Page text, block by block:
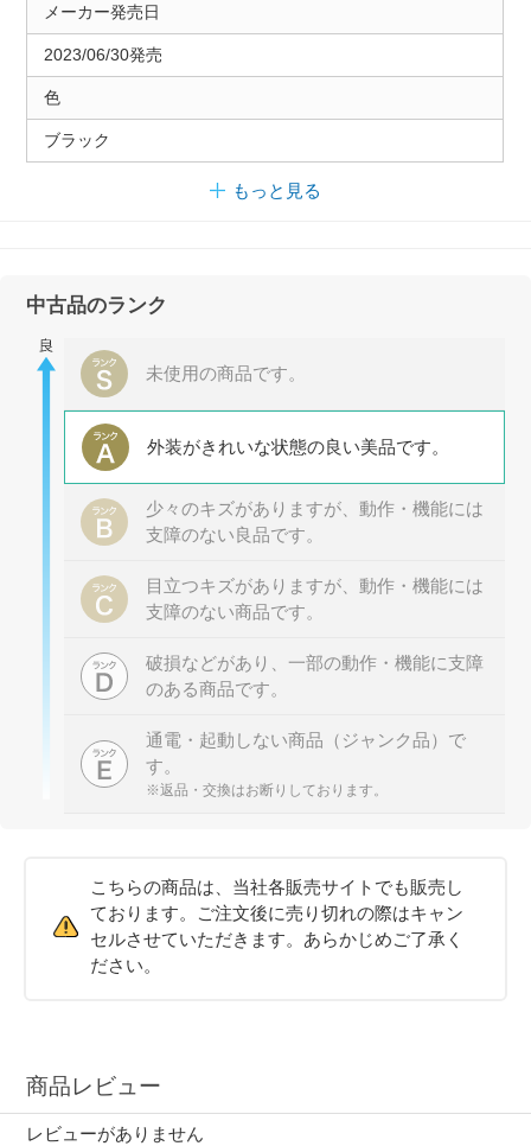
メーカー発売日
2023/06/30発売
色
ブラック
もっと見る
中古品のランク
未使用の商品です。
外装がきれいな状態の良い美品です。
少々のキズがありますが、動作・機能には
支障のない良品です。
目立つキズがありますが、動作・機能には
支障のない商品です。
破損などがあり、一部の動作・機能に支障
のある商品です。
通電・起動しない商品（ジャンク品）で
す。
※返品・交換はお断りしております。
こちらの商品は、当社各販売サイトでも販売し
ております。ご注文後に売り切れの際はキャン
セルさせていただきます。あらかじめご了承く
ださい。
商品レビュー
レビューがありません